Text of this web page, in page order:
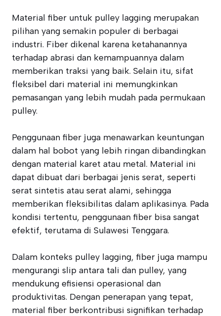
Material fiber untuk pulley lagging merupakan
pilihan yang semakin populer di berbagai
industri. Fiber dikenal karena ketahanannya
terhadap abrasi dan kemampuannya dalam
memberikan traksi yang baik. Selain itu, sifat
fleksibel dari material ini memungkinkan
pemasangan yang lebih mudah pada permukaan
pulley.
Penggunaan fiber juga menawarkan keuntungan
dalam hal bobot yang lebih ringan dibandingkan
dengan material karet atau metal. Material ini
dapat dibuat dari berbagai jenis serat, seperti
serat sintetis atau serat alami, sehingga
memberikan fleksibilitas dalam aplikasinya. Pada
kondisi tertentu, penggunaan fiber bisa sangat
efektif, terutama di Sulawesi Tenggara.
Dalam konteks pulley lagging, fiber juga mampu
mengurangi slip antara tali dan pulley, yang
mendukung efisiensi operasional dan
produktivitas. Dengan penerapan yang tepat,
material fiber berkontribusi signifikan terhadap